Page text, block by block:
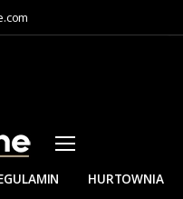
HURTOWNIA